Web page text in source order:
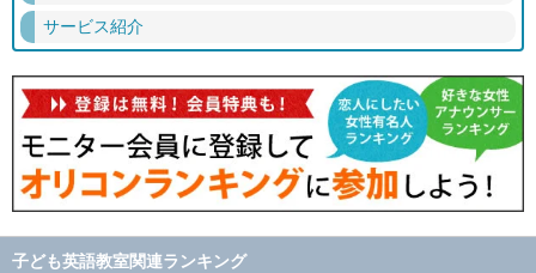
サービス紹介
子ども英語教室関連ランキング